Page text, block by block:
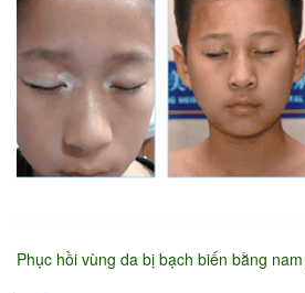
Phục hồi vùng da bị bạch